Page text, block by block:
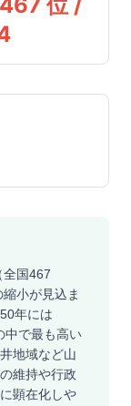
全国467
小が見込ま
年には
中で最も高い
地域など山
維持や行政
顕在化しや